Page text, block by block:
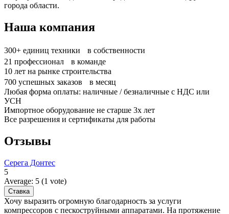
города области.
Наша компания
300+ единиц техники в собственности
21 профессионал в команде
10 лет на рынке строительства
700 успешных заказов в месяц
Любая форма оплаты: наличные / безналичные с НДС или
УСН
Импортное оборудование не старше 3х лет
Все разрешения и сертификаты для работы
Отзывы
Серега Донтес
5
Average: 5 (1 vote)
Хочу выразить огромную благодарность за услуги
компрессоров с пескоструйными аппаратами. На протяжение